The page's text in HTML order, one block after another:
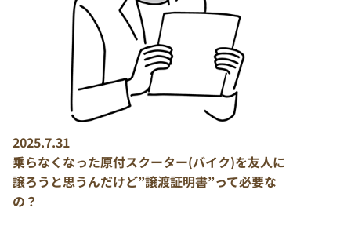
2025.7.31
乗らなくなった原付スクーター(バイク)を友人に
譲ろうと思うんだけど”譲渡証明書”って必要な
の？